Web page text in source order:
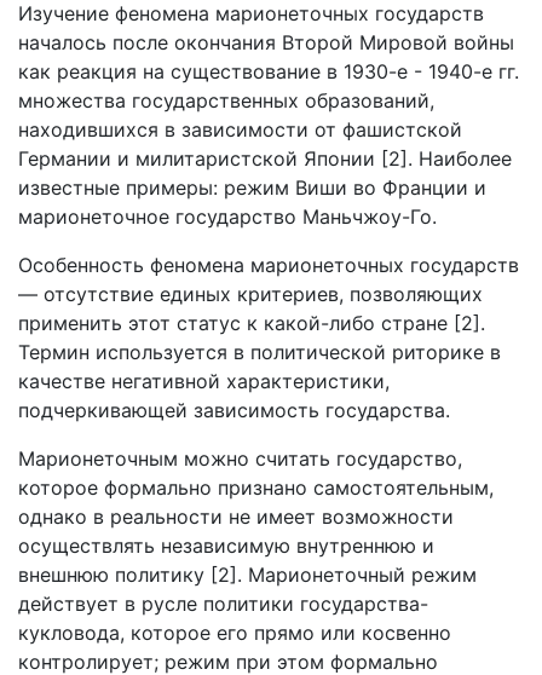
Изучение феномена марионеточных государств
началось после окончания Второй Мировой войны
как реакция на существование в 1930-е - 1940-е гг.
множества государственных образований,
находившихся в зависимости от фашистской
Германии и милитаристской Японии [2]. Наиболее
известные примеры: режим Виши во Франции и
марионеточное государство Маньчжоу-Го.
Особенность феномена марионеточных государств
— отсутствие единых критериев, позволяющих
применить этот статус к какой-либо стране [2].
Термин используется в политической риторике в
качестве негативной характеристики,
подчеркивающей зависимость государства.
Марионеточным можно считать государство,
которое формально признано самостоятельным,
однако в реальности не имеет возможности
осуществлять независимую внутреннюю и
внешнюю политику [2]. Марионеточный режим
действует в русле политики государства-
кукловода, которое его прямо или косвенно
контролирует; режим при этом формально